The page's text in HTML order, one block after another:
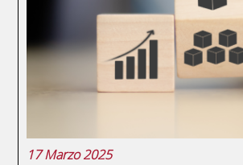
en una organización. Es una
natural de que las personas
discrepen y tengan
17 Marzo 2025